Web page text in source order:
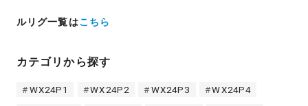
ルリグ一覧はこちら
カテゴリから探す
WX24P1 WX24P2 WX24P3 WX24P4